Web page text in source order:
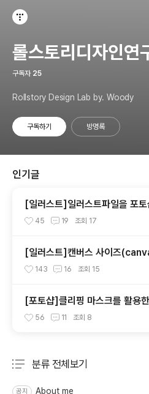
롤스토리디자인연
구독자 25
Rollstory Design Lab by. Woody
구독하기 방명록
인기글
[일러스트]일러스트파일을 포토
오기
45 19 조회 17
[일러스트]캔버스 사이즈
경하기
143 16 조회 15
[포토샵]클리핑 마스크를 활용
안에 쉽게 넣기
56 11 조회 8
분류 전체보기
공지 About me